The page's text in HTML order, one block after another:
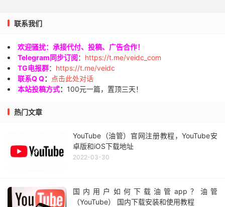
联系我们
欢迎骚扰：承接代付、投稿、广告合作！
Telegram同步订阅： https://t.me/veidc_com
TG电报群： https://t.me/veidc
联系Q Q：
点击此处对话
本站投稿方式： 100元一篇，置顶三天！
热门文章
YouTube（油管）官网注册教程，YouTube安
卓版和iOS下载地址
2022-03-30
国内用户如何下载油管app？油管
（YouTube） 国内下载安装和使用教程